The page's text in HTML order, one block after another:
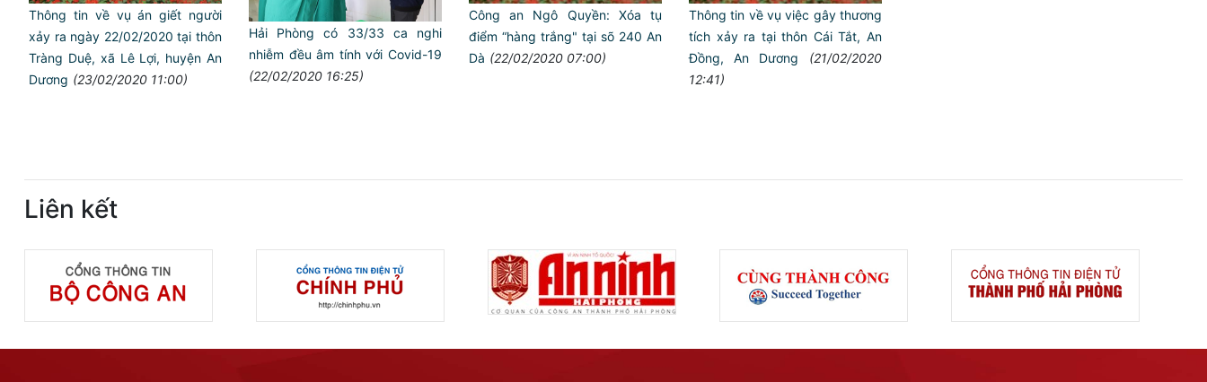
Thông tin về vụ án giết người
xảy ra ngày 22/02/2020 tại thôn
Tràng Duệ, xã Lê Lợi, huyện An
Dương (23/02/2020 11:00)
Hải Phòng có 33/33 ca nghi
nhiễm đều âm tính với Covid-19
(22/02/2020 16:25)
Công an Ngô Quyền: Xóa tụ
điểm “hàng trắng" tại sõ 240 An
Dà (22/02/2020 07:00)
Thông tin về vụ việc gây thương
tích xảy ra tại thôn Cái Tắt, An
Đồng, An Dương
(21/02/2020
12:41)
Liên kết